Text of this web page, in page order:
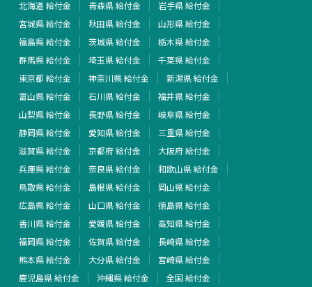
北海道 給付金 青森県 給付金
岩手県 給付金
宮城県 給付金
秋田県 給付金
山形県 給付金
福島県 給付金
茨城県 給付金
栃木県 給付金
群馬県 給付金
埼玉県 給付金
千葉県 給付金
東京都 給付金
神奈川県 給付金
新潟県 給付金
富山県 給付金
石川県 給付金
福井県 給付金
山梨県 給付金
長野県 給付金
岐阜県 給付金
静岡県 給付金
愛知県 給付金
三重県 給付金
滋賀県 給付金
京都府 給付金
大阪府 給付金
兵庫県 給付金
奈良県 給付金
和歌山県 給付金
鳥取県 給付金
島根県 給付金
岡山県 給付金
広島県 給付金
山口県 給付金
徳島県 給付金
香川県 給付金
愛媛県 給付金
高知県 給付金
福岡県 給付金
佐賀県 給付金
長崎県 給付金
熊本県 給付金
大分県 給付金
宮崎県 給付金
鹿児島県 給付金
沖縄県 給付金
全国 給付金